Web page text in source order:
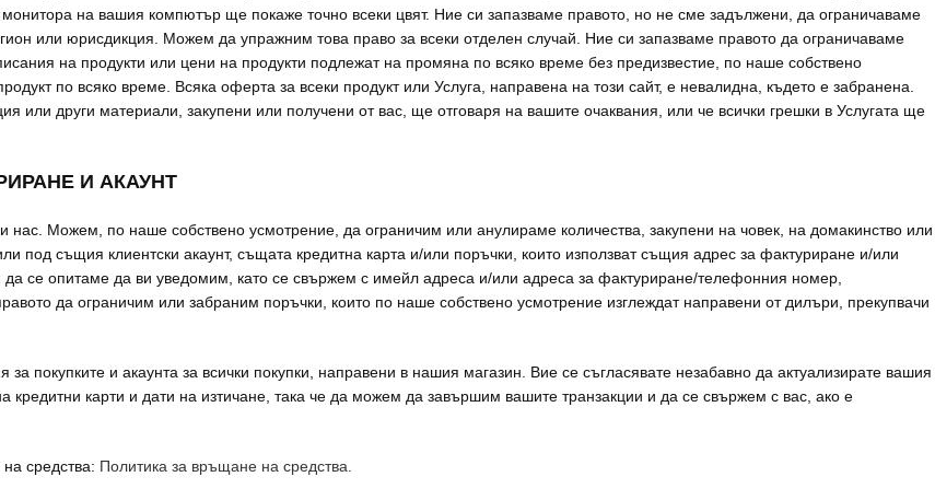
на вашия компютър ще покаже точно всеки цвят. Ние си запазваме правото, но не сме задължени, да ограничаваме
или юрисдикция. Можем да упражним това право за всеки отделен случай. Ние си запазваме правото да ограничаваме
на продукти или цени на продукти подлежат на промяна по всяко време без предизвестие, по наше собствено
по всяко време. Всяка оферта за всеки продукт или Услуга, направена на този сайт, е невалидна, където е забранена.
или други материали, закупени или получени от вас, ще отговаря на вашите очаквания, или че всички грешки в Услугата ще
И АКАУНТ
нас. Можем, по наше собствено усмотрение, да ограничим или анулираме количества, закупени на човек, на домакинство или
под същия клиентски акаунт, същата кредитна карта и/или поръчки, които използват същия адрес за фактуриране и/или
се опитаме да ви уведомим, като се свържем с имейл адреса и/или адреса за фактуриране/телефонния номер,
да ограничим или забраним поръчки, които по наше собствено усмотрение изглеждат направени от дилъри, прекупвачи
покупките и акаунта за всички покупки, направени в нашия магазин. Вие се съгласявате незабавно да актуализирате вашия
карти и дати на изтичане, така че да можем да завършим вашите транзакции и да се свържем с вас, ако е
средства: Политика за връщане на средства.